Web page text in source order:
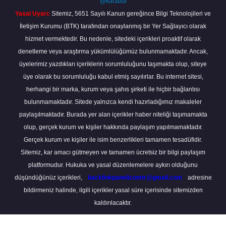
Yasal Uyarı: Sitemiz, 5651 Sayılı Kanun gereğince Bilgi Teknolojileri ve
İletişim Kurumu (BTK) tarafından onaylanmış bir Yer Sağlayıcı olarak
hizmet vermektedir. Bu nedenle, sitedeki içerikleri proaktif olarak
denetleme veya araştırma yükümlülüğümüz bulunmamaktadır. Ancak,
üyelerimiz yazdıkları içeriklerin sorumluluğunu taşımakta olup, siteye
üye olarak bu sorumluluğu kabul etmiş sayılırlar. Bu internet sitesi,
herhangi bir marka, kurum veya şahıs şirketi ile hiçbir bağlantısı
bulunmamaktadır. Sitede yalnızca kendi hazırladığımız makaleler
paylaşılmaktadır. Burada yer alan içerikler haber niteliği taşımamakta
olup, gerçek kurum ve kişiler hakkında paylaşım yapılmamaktadır.
Gerçek kurum ve kişiler ile isim benzerlikleri tamamen tesadüfidir.
Sitemiz, kar amacı gütmeyen ve tamamen ücretsiz bir bilgi paylaşım
platformudur. Hukuka ve yasal düzenlemelere aykırı olduğunu
düşündüğünüz içerikleri,
backlinkpanelicomtr@gmail.com
adresine
bildirmeniz halinde, ilgili içerikler yasal süre içerisinde sitemizden
kaldırılacaktır.